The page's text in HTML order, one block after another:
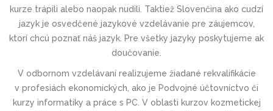
kurze trápili alebo naopak nudili. Taktiež Slovenčina ako cudzí
jazyk je osvedčené jazykové vzdelávanie pre záujemcov,
ktorí chcú poznať náš jazyk. Pre všetky jazyky poskytujeme ak
doučovanie.
V odbornom vzdelávaní realizujeme žiadané rekvalifikácie
v profesiách ekonomických, ako je Podvojné účtovníctvo či
kurzy informatiky a práce s PC. V oblasti kurzov kozmetickej